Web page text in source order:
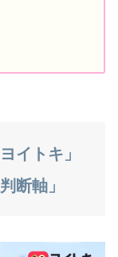
イトキ」
断軸」